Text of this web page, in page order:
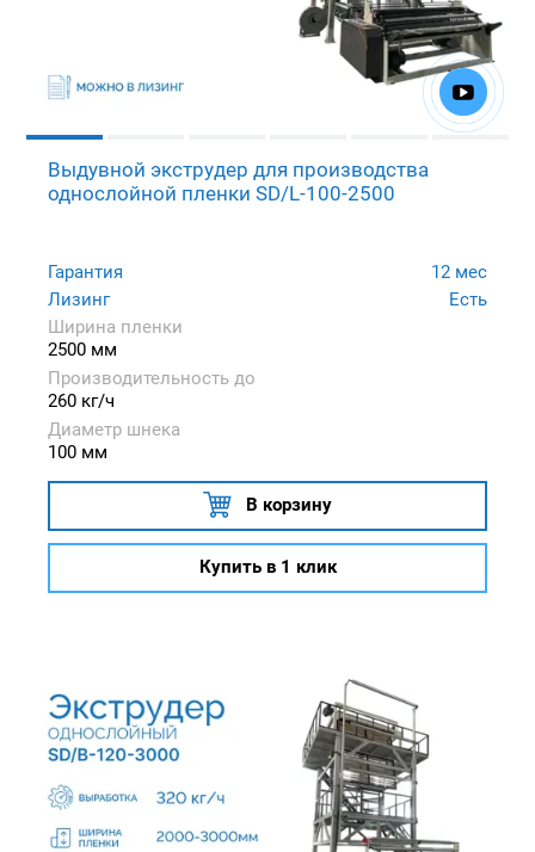
Выдувной экструдер для производства
однослойной пленки SD/L-100-2500
Гарантия
12 мес
Лизинг
Есть
Ширина пленки
2500 мм
Производительность до
260 кг/ч
Диаметр шнека
100 мм
В корзину
Купить в 1 клик